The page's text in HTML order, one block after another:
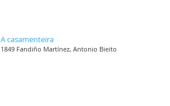
A casamenteira
1849 Fandiño Martínez, Antonio Bieito